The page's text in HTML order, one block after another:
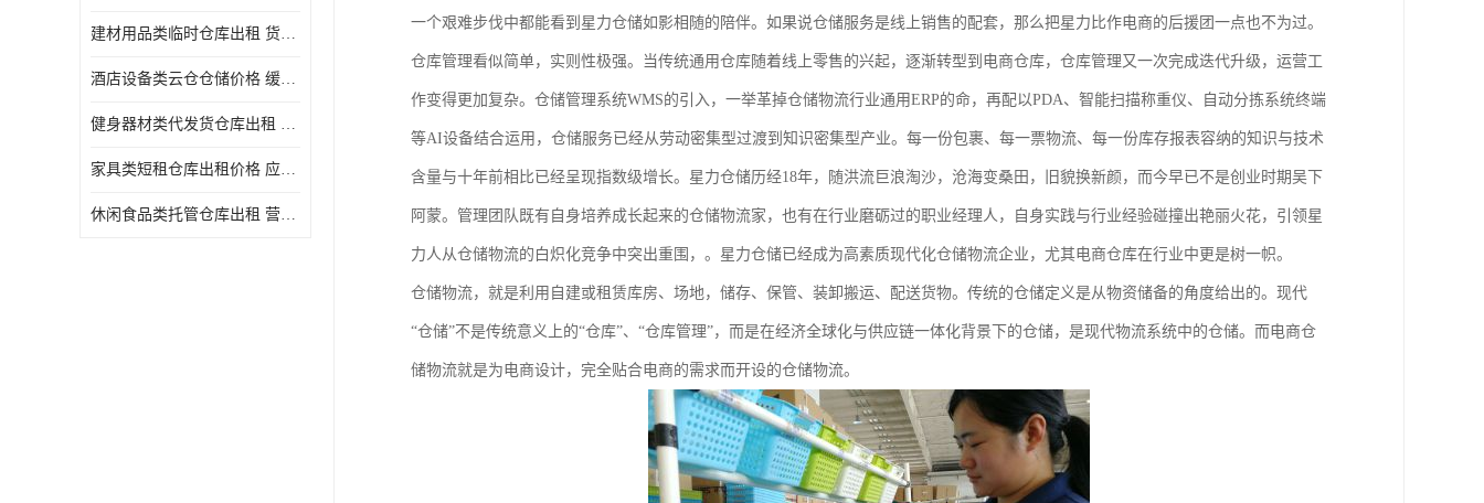
建材用品类临时仓库出租 货物装卸方便 仓储供应链配套
酒店设备类云仓仓储价格 缓解企业储存压力 智能电商配套
健身器材类代发货仓库出租 租期灵活 新媒体平台配套
家具类短租仓库出租价格 应用广泛 智能电商配套
休闲食品类托管仓库出租 营造良好环境氛围 垂直电商配套
一个艰难步伐中都能看到星力仓储如影相随的陪伴。如果说仓储服务是线上销售的配套，那么把星力比作电商的后援团一点也不为过。
仓库管理看似简单，实则性极强。当传统通用仓库随着线上零售的兴起，逐渐转型到电商仓库，仓库管理又一次完成迭代升级，运营工
作变得更加复杂。仓储管理系统WMS的引入，一举革掉仓储物流行业通用ERP的命，再配以PDA、智能扫描称重仪、自动分拣系统终端
等AI设备结合运用，仓储服务已经从劳动密集型过渡到知识密集型产业。每一份包裹、每一票物流、每一份库存报表容纳的知识与技术
含量与十年前相比已经呈现指数级增长。星力仓储历经18年，随洪流巨浪淘沙，沧海变桑田，旧貌换新颜，而今早已不是创业时期吴下
阿蒙。管理团队既有自身培养成长起来的仓储物流家，也有在行业磨砺过的职业经理人，自身实践与行业经验碰撞出艳丽火花，引领星
力人从仓储物流的白炽化竞争中突出重围，。星力仓储已经成为高素质现代化仓储物流企业，尤其电商仓库在行业中更是树一帜。
仓储物流，就是利用自建或租赁库房、场地，储存、保管、装卸搬运、配送货物。传统的仓储定义是从物资储备的角度给出的。现代
“仓储”不是传统意义上的“仓库”、“仓库管理”，而是在经济全球化与供应链一体化背景下的仓储，是现代物流系统中的仓储。而电商仓
储物流就是为电商设计，完全贴合电商的需求而开设的仓储物流。